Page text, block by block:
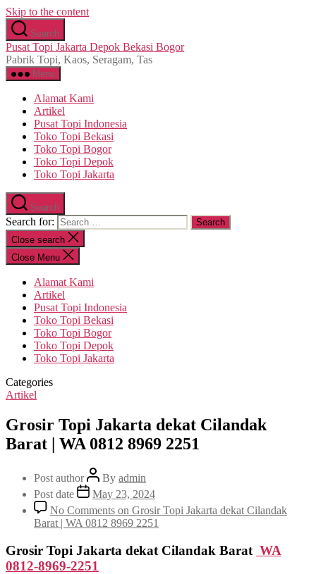
Skip to the content
Search
Pusat Topi Jakarta Depok Bekasi Bogor
Pabrik Topi, Kaos, Seragam, Tas
Menu
Alamat Kami
Artikel
Pusat Topi Indonesia
Toko Topi Bekasi
Toko Topi Bogor
Toko Topi Depok
Toko Topi Jakarta
Search
Search for:
Close search
Close Menu
Alamat Kami
Artikel
Pusat Topi Indonesia
Toko Topi Bekasi
Toko Topi Bogor
Toko Topi Depok
Toko Topi Jakarta
Categories
Artikel
Grosir Topi Jakarta dekat Cilandak
Barat | WA 0812 8969 2251
Post author By admin
Post date
May 23, 2024
No Comments on Grosir Topi Jakarta dekat Cilandak
Barat | WA 0812 8969 2251
Grosir Topi Jakarta dekat Cilandak Barat WA
0812-8969-2251